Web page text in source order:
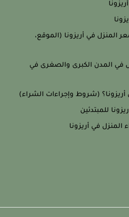
في أريزونا (الموقع،
المدن الكبرى والصغرى في
(شروط وإجراءات الشراء)
للمبتدئين
في أريزونا